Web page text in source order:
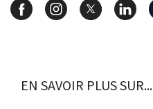
EN SAVOIR PLUS SUR...